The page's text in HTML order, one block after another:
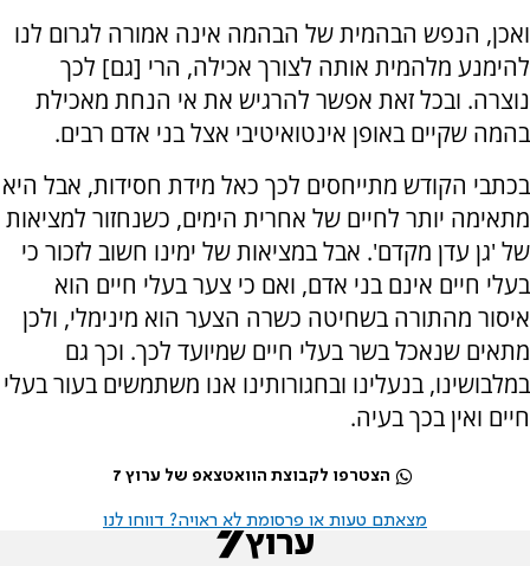
ואכן, הנפש הבהמית של הבהמה אינה אמורה לגרום לנו
להימנע מלהמית אותה לצורך אכילה, הרי [גם] לכך
נוצרה. ובכל זאת אפשר להרגיש את אי הנחת מאכילת
בהמה שקיים באופן אינטואיטיבי אצל בני אדם רבים.
בכתבי הקודש מתייחסים לכך כאל מידת חסידות, אבל היא
מתאימה יותר לחיים של אחרית הימים, כשנחזור למציאות
של 'גן עדן מקדם'. אבל במציאות של ימינו חשוב לזכור כי
בעלי חיים אינם בני אדם, ואם כי צער בעלי חיים הוא
איסור מהתורה בשחיטה כשרה הצער הוא מינימלי, ולכן
מתאים שנאכל בשר בעלי חיים שמיועד לכך. וכך גם
במלבושינו, בנעלינו ובחגורותינו אנו משתמשים בעור בעלי
חיים ואין בכך בעיה.
הצטרפו לקבוצת הוואטצאפ של ערוץ 7
מצאתם טעות או פרסומת לא ראויה? דווחו לנו